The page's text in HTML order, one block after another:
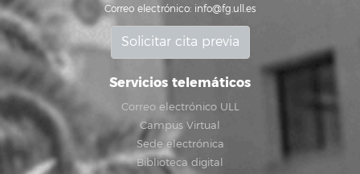
Correo electrónico: info@fg.ull.es
Solicitar cita previa
Servicios telemáticos
Correo electrónico ULL
Campus Virtual
Sede electrónica
Biblioteca digital